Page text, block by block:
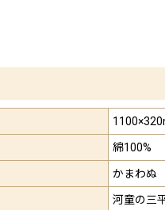
綿100%
かまわぬ
河童の三